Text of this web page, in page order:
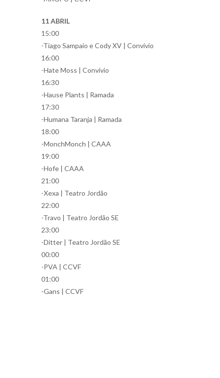
11 ABRIL
15:00
-Tiago Sampaio e Cody XV | Convívio
16:00
-Hate Moss | Convívio
16:30
-Hause Plants | Ramada
17:30
-Humana Taranja | Ramada
18:00
-MonchMonch | CAAA
19:00
-Hofe | CAAA
21:00
-Xexa | Teatro Jordão
22:00
-Travo | Teatro Jordão SE
23:00
-Ditter | Teatro Jordão SE
00:00
-PVA | CCVF
01:00
-Gans | CCVF